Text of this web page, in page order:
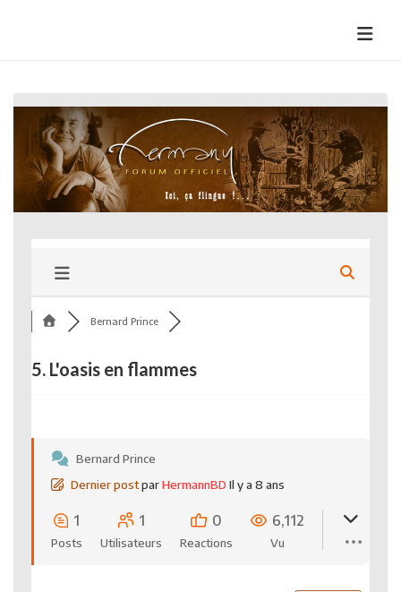
Bernard Prince
5. L'oasis en flammes
Bernard Prince
Dernier postparHermannBD Il y a 8 ans
1
Posts
1
Utilisateurs
0
Reactions
6,112
Vu